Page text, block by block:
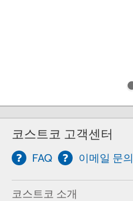
코스트코 고객센터
FAQ 이메일 문의
코스트코 소개